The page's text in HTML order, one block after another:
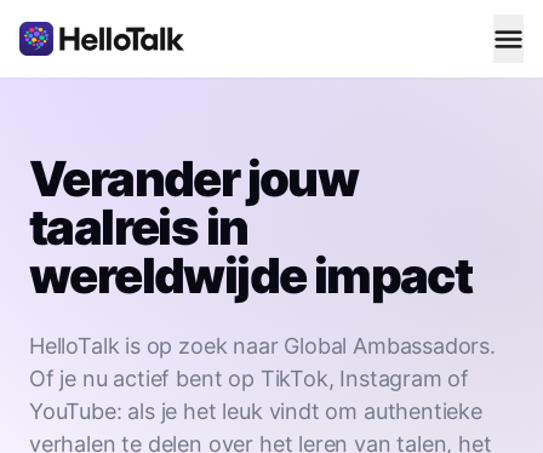
Verander jouw
taalreis in
wereldwijde impact
HelloTalk is op zoek naar Global Ambassadors.
Of je nu actief bent op TikTok, Instagram of
YouTube: als je het leuk vindt om authentieke
verhalen te delen over het leren van talen, het